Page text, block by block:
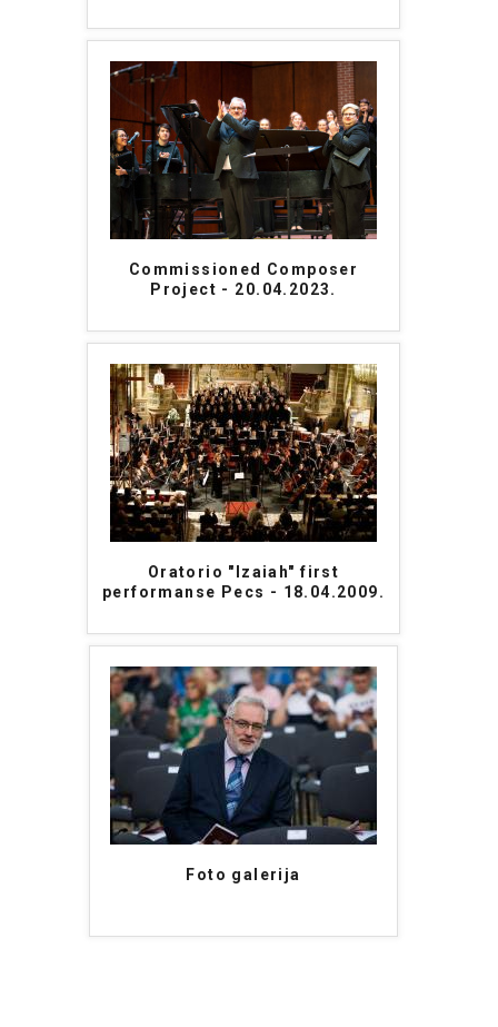
Commissioned Composer
Project - 20.04.2023.
Oratorio "Izaiah" first
performanse Pecs - 18.04.2009.
Foto galerija